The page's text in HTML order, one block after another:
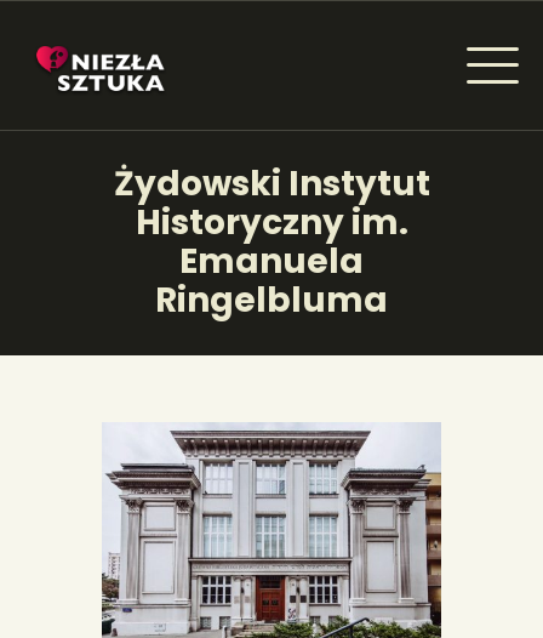
Żydowski Instytut
Historyczny im.
Emanuela
Ringelbluma
NIEZŁA SZTUKA - NEWSY
Sztuka dla każdego od amatora do konesera.
AKTUALNOŚCI
WYDARZENIA
INSPIRACJE
KSIĄŻKI
PORTFOLIA
REDAKCJA